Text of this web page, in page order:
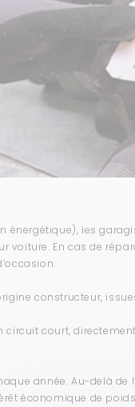
énergétique), les
voiture. En cas de
constructeur,
circuit court,
année. Au-delà
économique de